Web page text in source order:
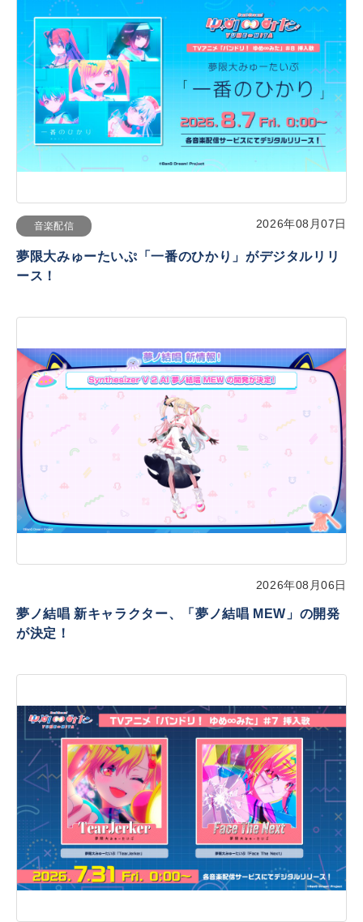
音楽配信 2026年08月07日
夢限大みゅーたいぷ「一番のひかり」がデジタルリリ
ース！
2026年08月06日
夢ノ結唱 新キャラクター、「夢ノ結唱 MEW」の開発
が決定！